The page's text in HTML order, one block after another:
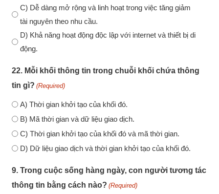
C) Dễ dàng mở rộng và linh hoạt trong việc tăng giảm
tài nguyên theo nhu cầu.
D) Khả năng hoạt động độc lập với internet và thiết bị di
động.
22. Mỗi khối thông tin trong chuỗi khối chứa thông
tin gì? (Required)
A) Thời gian khởi tạo của khối đó.
B) Mã thời gian và dữ liệu giao dịch.
C) Thời gian khởi tạo của khối đó và mã thời gian.
D) Dữ liệu giao dịch và thời gian khởi tạo của khối đó.
9. Trong cuộc sống hàng ngày, con người tương tác
thông tin bằng cách nào? (Required)